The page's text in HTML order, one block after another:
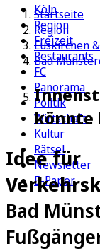
Köln
Region
Freizeit
Restaurants
FC
Panorama
Politik
Wirtschaft
Kultur
Rätsel
Newsletter
E-Paper
Startseite
Region
Euskirchen
Bad
könnte
Idee für
Bad